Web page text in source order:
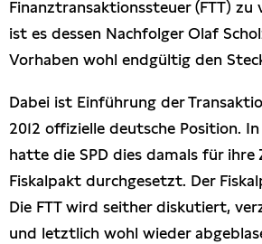
Finanztransaktionssteuer (FTT) zu
ist es dessen Nachfolger Olaf
Vorhaben wohl endgültig den
Dabei ist Einführung der
2012 offizielle deutsche Position.
hatte die SPD dies damals für
Fiskalpakt durchgesetzt. Der
Die FTT wird seither diskutiert,
und letztlich wohl wieder